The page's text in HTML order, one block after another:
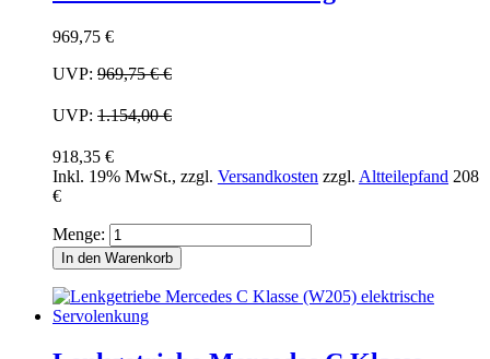
969,75 €
UVP: 969,75 €€
UVP: 1.154,00 €
918,35 €
Inkl. 19% MwSt., zzgl. Versandkosten zzgl. Altteilepfand 208
€
Menge:
In den Warenkorb